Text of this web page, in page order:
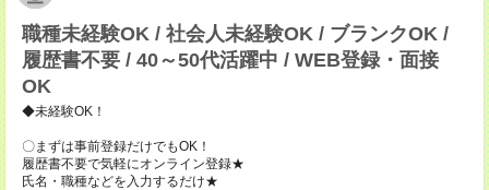
職種未経験OK / 社会人未経験OK / ブランクOK /
履歴書不要 / 40～50代活躍中 / WEB登録・面接
OK
◆未経験OK！
〇まずは事前登録だけでもOK！
履歴書不要で気軽にオンライン登録★
氏名・職種などを入力するだけ★